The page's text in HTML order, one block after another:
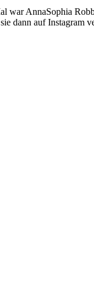
war AnnaSophia
dann auf Instagram